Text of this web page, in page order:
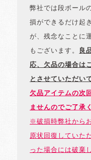
弊社では段ボール
損ができるだけ起
が、残念なことに
もございます。 良
応、欠品の場合は
とさせていただい
欠品アイテムの次
ませんのでご了承
※破損時弊社から
原状回復していた
った場合には破棄